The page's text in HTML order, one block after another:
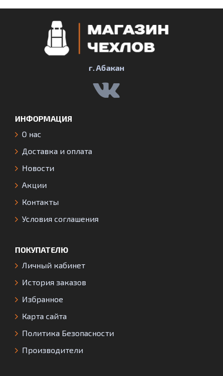
г. Абакан
ИНФОРМАЦИЯ
О нас
Доставка и оплата
Новости
Акции
Контакты
Условия соглашения
ПОКУПАТЕЛЮ
Личный кабинет
История заказов
Избранное
Карта сайта
Политика Безопасности
Производители